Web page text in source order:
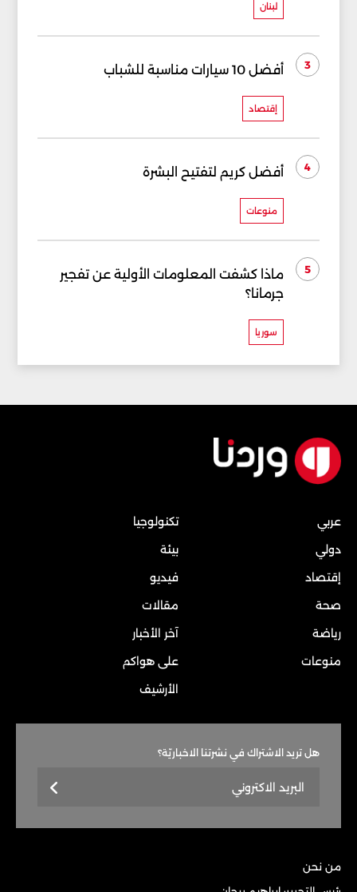
لبنان
3 أفضل 10 سيارات مناسبة للشباب
إقتصاد
4 أفضل كريم لتفتيح البشرة
منوعات
5
ماذا كشفت المعلومات الأولية عن تفجير
جرمانا؟
سوريا
عربي
دولي
إقتصاد
صحة
رياضة
منوعات
تكنولوجيا
بيئة
فيديو
مقالات
آخر الأخبار
على هواكم
الأرشيف
هل تريد الاشتراك في نشرتنا الاخباريّة؟
من نحن